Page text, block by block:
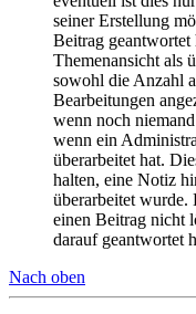
seiner Erstellung
Beitrag
Themenansicht als
sowohl die Anzahl
Bearbeitungen
wenn noch
wenn ein
überarbeitet hat.
halten, eine Notiz
überarbeitet wurde.
einen Beitrag nicht
darauf geantwortet
Nach oben